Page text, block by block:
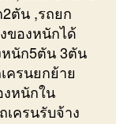
ตัน ,รถยก
ของหนักได้
นัก5ตัน 3ตัน
ครนยกย้าย
งหนักใน
เครนรับจ้าง